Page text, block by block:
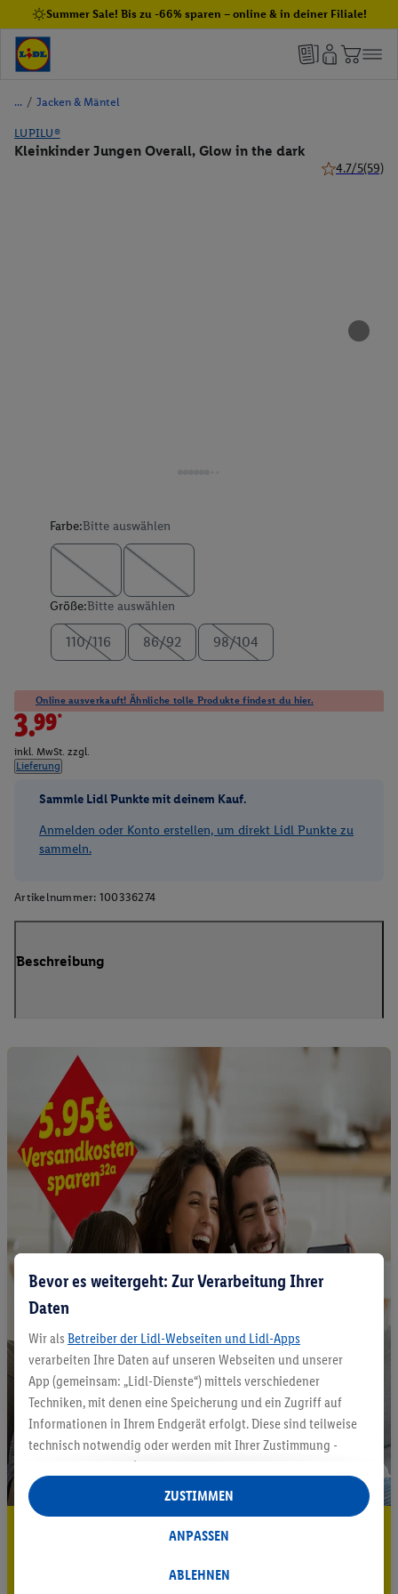
Summer Sale! Bis zu -66% sparen – online & in deiner Filiale!
/ Jacken & Mäntel
LUPILU®
Kleinkinder Jungen Overall, Glow in the dark
4.7/5(59)
Farbe:Bitte auswählen
Größe:Bitte auswählen
110/116 86/92 98/104
Online ausverkauft! Ähnliche tolle Produkte findest du hier.
3.99*
inkl. MwSt. zzgl.
Lieferung
Sammle Lidl Punkte mit deinem Kauf.
Anmelden oder Konto erstellen, um direkt Lidl Punkte zu
sammeln.
Artikelnummer: 100336274
Beschreibung
5.95 € Versand sparen³²ᵃ
Bevor es weitergeht: Zur Verarbeitung Ihrer
Daten
Wir als Betreiber der Lidl-Webseiten und Lidl-Apps
verarbeiten Ihre Daten auf unseren Webseiten und unserer
App (gemeinsam: „Lidl-Dienste“) mittels verschiedener
Techniken, mit denen eine Speicherung und ein Zugriff auf
Informationen in Ihrem Endgerät erfolgt. Diese sind teilweise
technisch notwendig oder werden mit Ihrer Zustimmung -
auch durch Partner (u.a.
Verantwortliche; im Zusammenhang mit dem IAB TCF
insgesamt
Statistik-Erstellung oder für personalisierte Werbung
Datenverarbeitungen für personalisierte Werbung werden
ABLEHNEN
ANPASSEN
ZUSTIMMEN